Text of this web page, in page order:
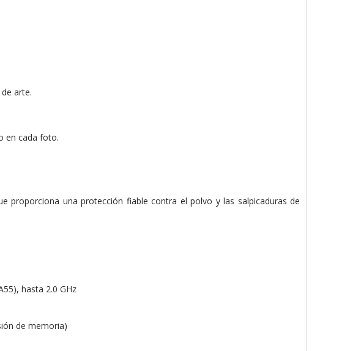
arte.
en cada foto.
proporciona una protección fiable contra el polvo y las salpicaduras de
hasta 2.0 GHz
de memoria)